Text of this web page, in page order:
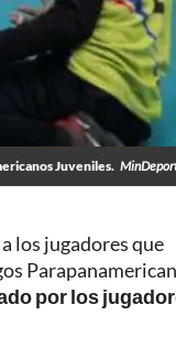
Juveniles.
los jugadores que
por los